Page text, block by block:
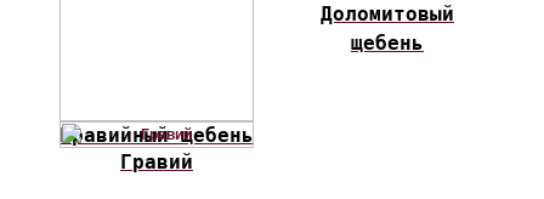
Гравийный щебень
Доломитовый
щебень
Гравий